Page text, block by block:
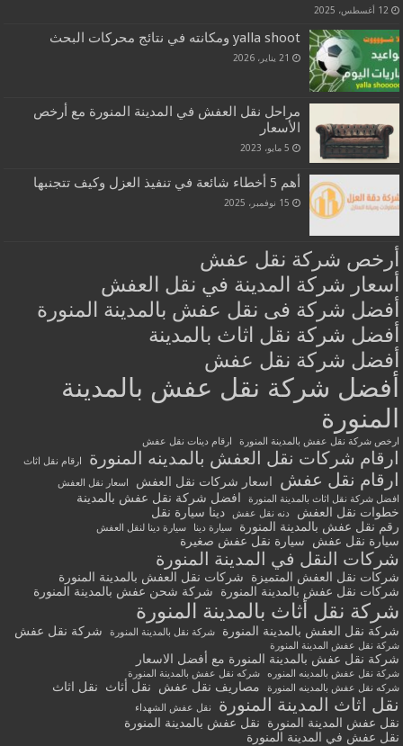
12 أغسطس، 2025
yalla shoot ومكانته في نتائج محركات البحث
21 يناير، 2026
مراحل نقل العفش في المدينة المنورة مع أرخص
الأسعار
5 مايو، 2023
أهم 5 أخطاء شائعة في تنفيذ العزل وكيف تتجنبها
15 نوفمبر، 2025
أرخص شركة نقل عفش
أسعار شركة المدينة في نقل العفش
أفضل شركة فى نقل عفش بالمدينة المنورة
أفضل شركة نقل اثاث بالمدينة
أفضل شركة نقل عفش
أفضل شركة نقل عفش بالمدينة
المنورة
ارخص شركة نقل عفش بالمدينة المنورة ارقام دينات نقل عفش
ارقام شركات نقل العفش بالمدينه المنورة ارقام نقل اثاث
ارقام نقل عفش اسعار شركات نقل العفش
اسعار نقل العفش
افضل شركة نقل اثاث بالمدينة المنورة
افضل شركة نقل عفش بالمدينة
خطوات نقل العفش
دنه نقل عفش
دينا سيارة نقل
رقم نقل عفش بالمدينة المنورة
سيارة دينا سيارة دينا لنقل العفش
سيارة نقل عفش سيارة نقل عفش صغيرة
شركات النقل في المدينة المنورة
شركات نقل العفش المتميزة
شركات نقل العفش بالمدينة المنورة
شركات نقل عفش بالمدينة المنورة
شركة شحن عفش بالمدينة المنورة
شركة نقل أثاث بالمدينة المنورة
شركة نقل العفش بالمدينة المنورة شركة نقل بالمدينة المنورة شركة نقل عفش
شركة نقل عفش المدينة المنورة
شركة نقل عفش بالمدينة المنورة مع أفضل الاسعار
شركة نقل عفش بالمدينه المنوره
شركه نقل عفش بالمدينة المنورة
شركه نقل عفش بالمدينه المنورة
مصاريف نقل عفش نقل أثاث نقل اثاث
نقل اثاث المدينة المنورة نقل عفش الشهداء
نقل عفش المدينة المنورة
نقل عفش بالمدينة المنورة
نقل عفش في المدينة المنورة